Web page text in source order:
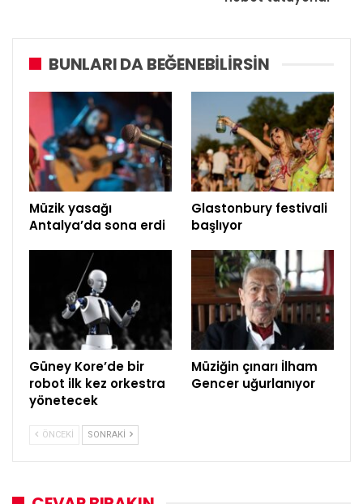
BUNLARI DA BEĞENEBILIRSIN
Müzik yasağı
Antalya’da sona erdi
Glastonbury festivali
başlıyor
Güney Kore’de bir
robot ilk kez orkestra
yönetecek
Müziğin çınarı İlham
Gencer uğurlanıyor
ÖNCEKI SONRAKI